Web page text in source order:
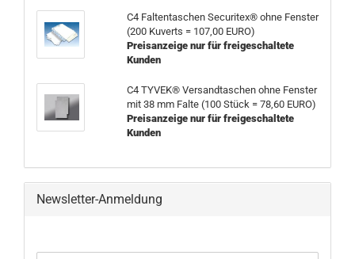
C4 Faltentaschen Securitex® ohne Fenster
(200 Kuverts = 107,00 EURO)
Preisanzeige nur für freigeschaltete
Kunden
C4 TYVEK® Versandtaschen ohne Fenster
mit 38 mm Falte (100 Stück = 78,60 EURO)
Preisanzeige nur für freigeschaltete
Kunden
Newsletter-Anmeldung